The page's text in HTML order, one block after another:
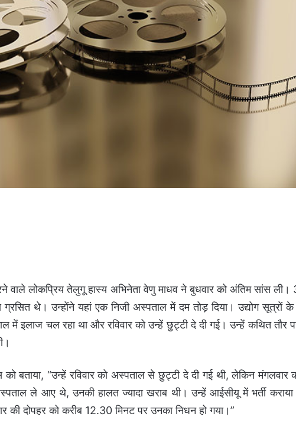
लोकप्रिय तेलुगू हास्य अभिनेता वेणु माधव ने बुधवार को अंतिम सांस ली।
ग्रसित थे। उन्होंने यहां एक निजी अस्पताल में दम तोड़ दिया। उद्योग सूत्रों
में इलाज चल रहा था और रविवार को उन्हें छुट्टी दे दी गई। उन्हें कथित तौर
“उन्हें रविवार को अस्पताल से छुट्टी दे दी गई थी, लेकिन मंगलवार
ले आए थे, उनकी हालत ज्यादा खराब थी। उन्हें आईसीयू में भर्ती
की दोपहर को करीब 12.30 मिनट पर उनका निधन हो गया।”